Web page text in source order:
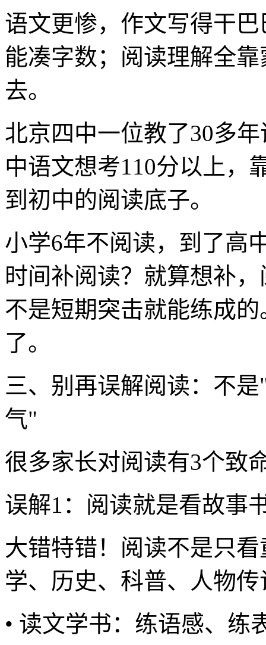
语文更惨，作文写得干
能凑字数；阅读理解全
去。
北京四中一位教了30多
中语文想考110分以上，
到初中的阅读底子。
小学6年不阅读，到了高
时间补阅读？就算想补
不是短期突击就能练成
了。
三、别再误解阅读：不
气"
很多家长对阅读有3个致
误解1：阅读就是看故事
大错特错！阅读不是只
学、历史、科普、人物传
• 读文学书：练语感、练